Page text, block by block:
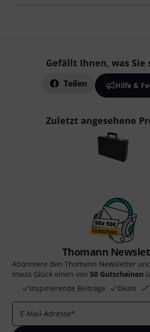
Gefällt Ihnen, was Sie
Teilen Hilfe &
Zuletzt angesehene
Thomann
Abonniere den Thomann Newsletter
etwas Glück einen von 50 Gutscheinen
Inspirierende Beiträge
Deals
E-Mail-Adresse*